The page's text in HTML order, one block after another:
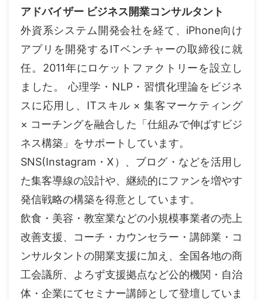
アドバイザー ビジネス開業コンサルタント
外資系システム開発会社を経て、iPhone向け
アプリを開発するITベンチャーの取締役に就
任。2011年にロケットファクトリーを設立し
ました。 心理学・NLP・習慣化理論をビジネ
スに応用し、ITスキル × 集客マーケティング
× コーチングを融合した「仕組みで伸ばすビジ
ネス構築」をサポートしています。
SNS(Instagram・X）、ブログ・などを活用し
た集客導線の設計や、継続的にファンを増やす
発信戦略の構築を得意としています。
飲食・美容・教室業などの小規模事業者の売上
改善支援、コーチ・カウンセラー・講師業・コ
ンサルタントの開業支援に加え、全国各地の商
工会議所、よろず支援拠点など公的機関・自治
体・企業にてセミナー講師として登壇していま